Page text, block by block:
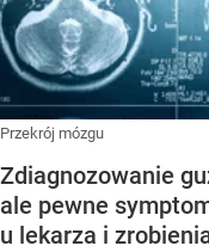
Przekrój mózgu
Zdiagnozowanie
ale pewne
u lekarza i